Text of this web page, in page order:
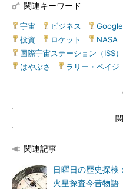
関連キーワード
宇宙 ビジネス
投資
ロケット NASA
国際宇宙ステーション（ISS）
はやぶさ
ラリー・ペイジ
関連記事
日曜日の歴史探
火星探査今昔物語